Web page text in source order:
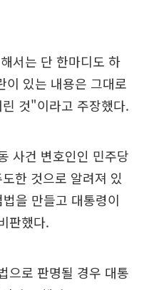
서는 단 한마디도 하
이 있는 내용은 그대로
것"이라고 주장했다.
사건 변호인인 민주당
한 것으로 알려져 있
을 만들고 대통령이
판했다.
으로 판명될 경우 대통